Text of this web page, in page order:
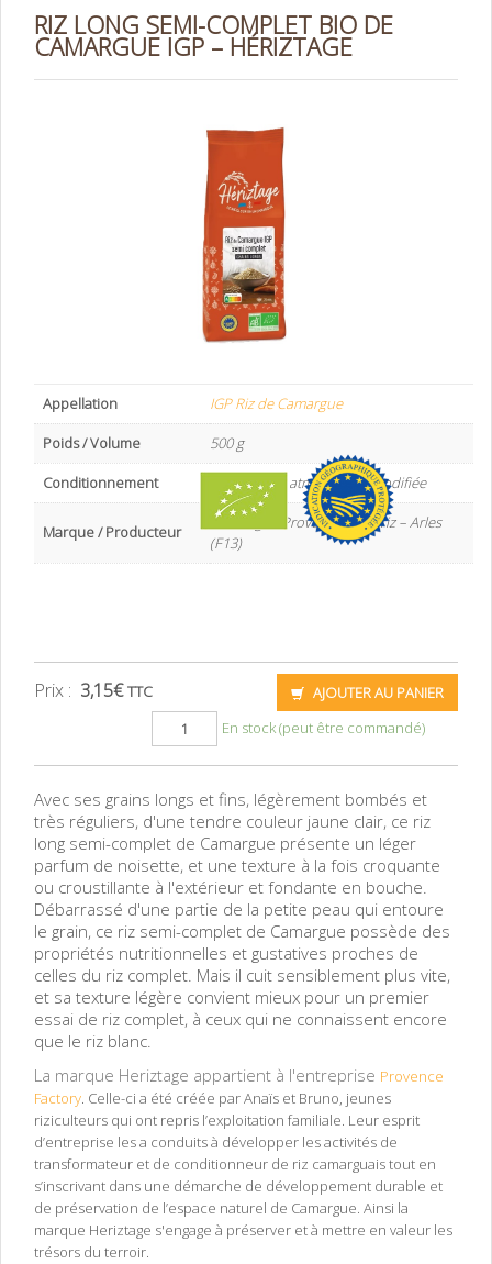
RIZ LONG SEMI-COMPLET BIO DE
CAMARGUE IGP – HÉRIZTAGE
Appellation
IGP Riz de Camargue
Poids / Volume
500 g
Conditionnement
sachet sous atmosphère modifiée
Marque / Producteur
Heriztage / Provence Factoriz – Arles
(F13)
Prix : 3,15€ TTC
AJOUTER AU PANIER
En stock (peut être commandé)
Avec ses grains longs et fins, légèrement bombés et
très réguliers, d'une tendre couleur jaune clair, ce riz
long semi-complet de Camargue présente un léger
parfum de noisette, et une texture à la fois croquante
ou croustillante à l'extérieur et fondante en bouche.
Débarrassé d'une partie de la petite peau qui entoure
le grain, ce riz semi-complet de Camargue possède des
propriétés nutritionnelles et gustatives proches de
celles du riz complet. Mais il cuit sensiblement plus vite,
et sa texture légère convient mieux pour un premier
essai de riz complet, à ceux qui ne connaissent encore
que le riz blanc.
La marque Heriztage appartient à l'entreprise Provence
Factory. Celle-ci a été créée par Anaïs et Bruno, jeunes
riziculteurs qui ont repris l’exploitation familiale. Leur esprit
d’entreprise les a conduits à développer les activités de
transformateur et de conditionneur de riz camarguais tout en
s’inscrivant dans une démarche de développement durable et
de préservation de l’espace naturel de Camargue. Ainsi la
marque Heriztage s'engage à préserver et à mettre en valeur les
trésors du terroir.